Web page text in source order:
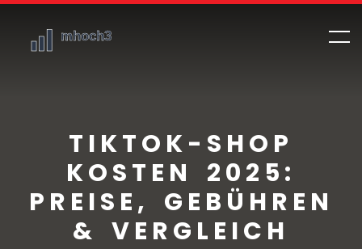
TIKTOK-SHOP
KOSTEN 2025:
PREISE, GEBÜHREN
& VERGLEICH